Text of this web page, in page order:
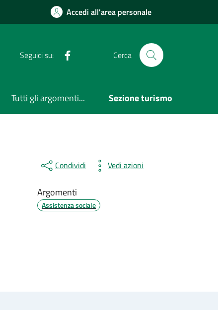
Accedi all'area personale
Seguici su: Cerca
Tutti gli argomenti... Sezione turismo
Condividi Vedi azioni
Argomenti
Assistenza sociale